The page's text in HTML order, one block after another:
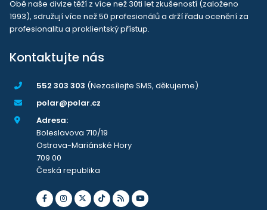
Obě naše divize těží z více než 30ti let zkušeností (založeno
1993), sdružují více než 50 profesionálů a drží řadu ocenění za
profesionalitu a proklientský přístup.
Kontaktujte nás
552 303 303 (Nezasílejte SMS, děkujeme)
polar@polar.cz
Adresa:
Boleslavova 710/19
Ostrava-Mariánské Hory
709 00
Česká republika